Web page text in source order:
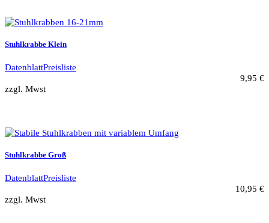
Stuhlkrabbe Klein
DatenblattPreisliste
9,95 €
zzgl. Mwst
Stuhlkrabbe Groß
DatenblattPreisliste
10,95 €
zzgl. Mwst